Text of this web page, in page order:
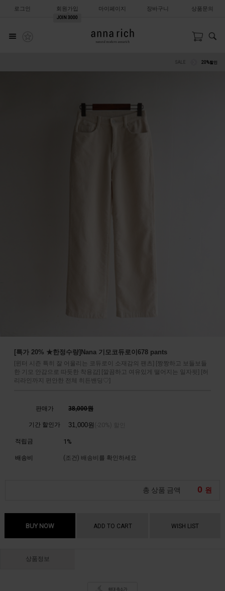
로그인 회원가입
JOIN 3000
마이페이지 장바구니 상품문의
20%할인
[특가 20% ★한정수량]Nana 기모코듀로이678 pants
[윈터 시즌 특히 잘 어울리는 코듀로이 소재감의 팬츠] [짱짱하고 보들보들
한 기모 안감으로 따듯한 착용감] [깔끔하고 여유있게 떨어지는 일자핏] [허
리라인까지 편안한 전체 히든밴딩♡]
판매가 38,000원
기간 할인가 31,000원
적립금 1%
배송비 (조건) 배송비를 확인하세요
총 상품 금액 0 원
BUY NOW ADD TO CART WISH LIST
상품정보